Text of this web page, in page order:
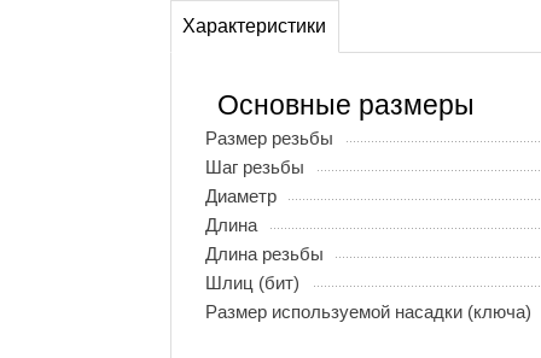
Характеристики
Основные размеры
Размер резьбы
Шаг резьбы
Диаметр
Длина
Длина резьбы
Шлиц (бит)
Размер используемой насадки (ключа)